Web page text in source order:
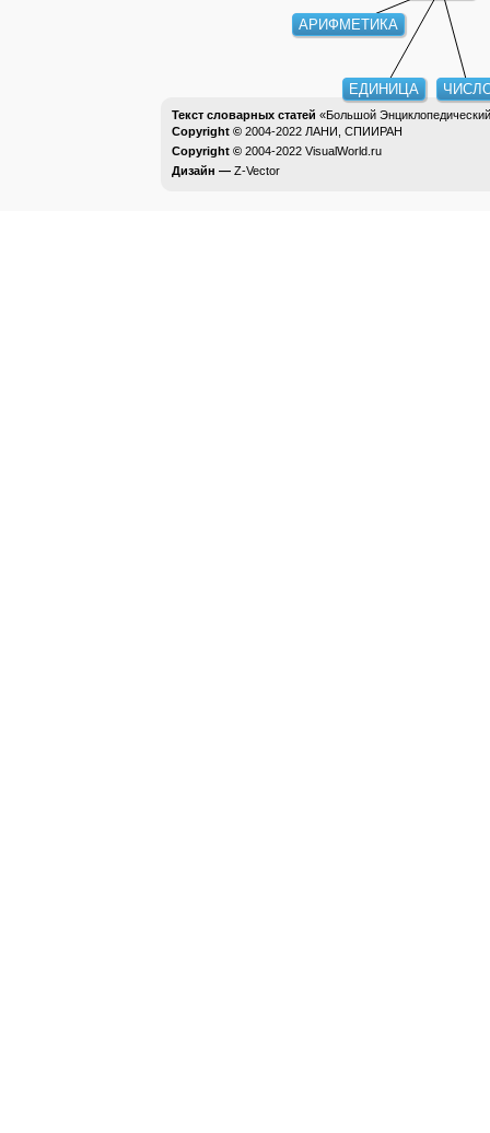
АРИФМЕТИКА
ЕДИНИЦА ЧИСЛО
Текст словарных статей «Большой
Copyright © 2004-2022 ЛАНИ, СПИИРАН
Copyright © 2004-2022 VisualWorld.ru
Дизайн — Z-Vector